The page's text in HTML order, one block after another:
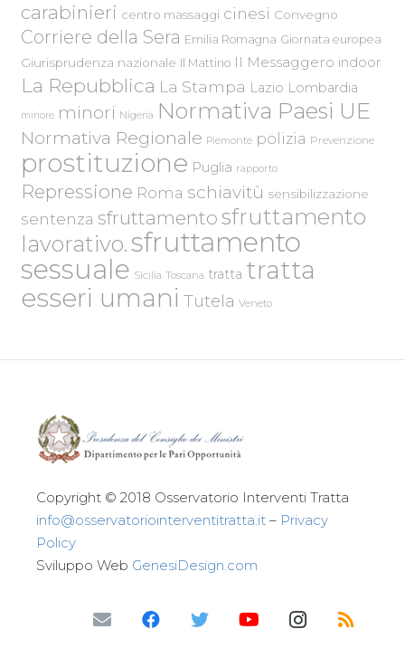
carabinieri centro massaggi cinesi Convegno
Corriere della Sera Emilia Romagna Giornata europea
Giurisprudenza nazionale Il Mattino Il Messaggero indoor
La Repubblica La Stampa Lazio Lombardia
minore minori Nigeria Normativa Paesi UE
Normativa Regionale Piemonte polizia Prevenzione
prostituzione Puglia rapporto
Repressione Roma schiavitù sensibilizzazione
sentenza sfruttamento sfruttamento
lavorativo.sfruttamento
sessuale Sicilia Toscana tratta tratta
esseri umani Tutela Veneto
Copyright © 2018 Osservatorio Interventi Tratta
info@osservatoriointerventitratta.it – Privacy
Policy
Sviluppo Web GenesiDesign.com